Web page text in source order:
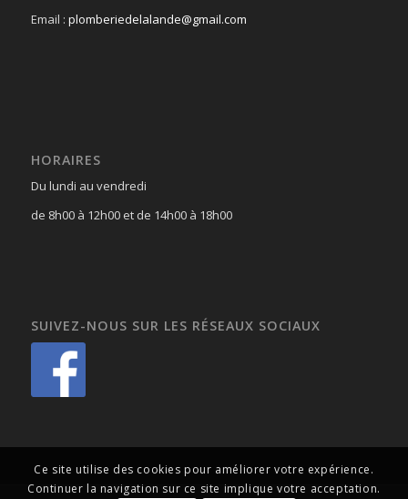
Email : plomberiedelalande@gmail.com
HORAIRES
Du lundi au vendredi
de 8h00 à 12h00 et de 14h00 à 18h00
SUIVEZ-NOUS SUR LES RÉSEAUX SOCIAUX
Ce site utilise des cookies pour améliorer votre expérience.
Continuer la navigation sur ce site implique votre acceptation.